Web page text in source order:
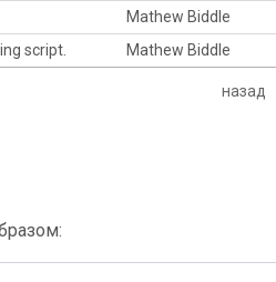
Mathew Biddle
script. Mathew Biddle
назад